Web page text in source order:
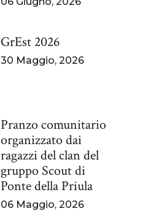
GrEst 2026
30 Maggio, 2026
Pranzo comunitario
organizzato dai
ragazzi del clan del
gruppo Scout di
Ponte della Priula
06 Maggio, 2026